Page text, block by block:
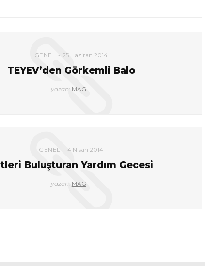
GENEL 25 Haziran 2014
TEYEV’den Görkemli Balo
yazan: MAG
GENEL 4 Nisan 2014
Buluşturan Yardım Gecesi
yazan: MAG